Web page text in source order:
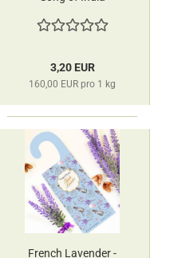
3,20 EUR
160,00 EUR pro 1 kg
French Lavender -